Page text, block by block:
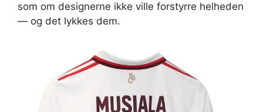
som om designerne ikke ville forstyrre helheden
— og det lykkes dem.